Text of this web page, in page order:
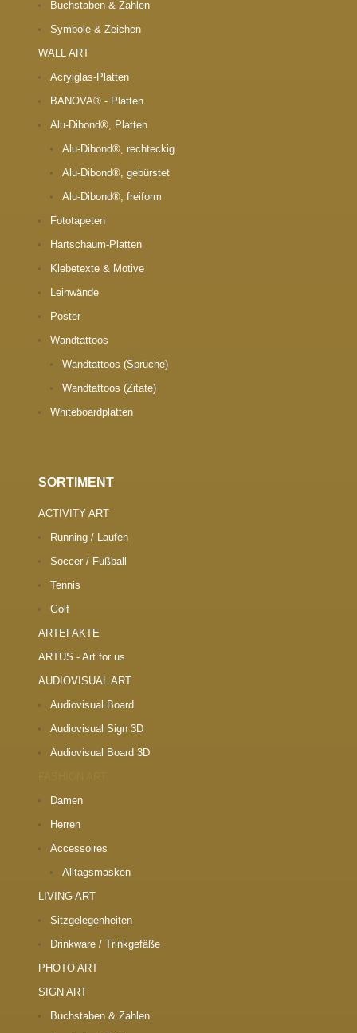
Buchstaben & Zahlen
Symbole & Zeichen
WALL ART
Acrylglas-Platten
BANOVA® - Platten
Alu-Dibond®, Platten
Alu-Dibond®, rechteckig
Alu-Dibond®, gebürstet
Alu-Dibond®, freiform
Fototapeten
Hartschaum-Platten
Klebetexte & Motive
Leinwände
Poster
Wandtattoos
Wandtattoos (Sprüche)
Wandtattoos (Zitate)
Whiteboardplatten
SORTIMENT
ACTIVITY ART
Running / Laufen
Soccer / Fußball
Tennis
Golf
ARTEFAKTE
ARTUS - Art for us
AUDIOVISUAL ART
Audiovisual Board
Audiovisual Sign 3D
Audiovisual Board 3D
Damen
Herren
Accessoires
Alltagsmasken
LIVING ART
Sitzgelegenheiten
Drinkware / Trinkgefäße
PHOTO ART
SIGN ART
Buchstaben & Zahlen